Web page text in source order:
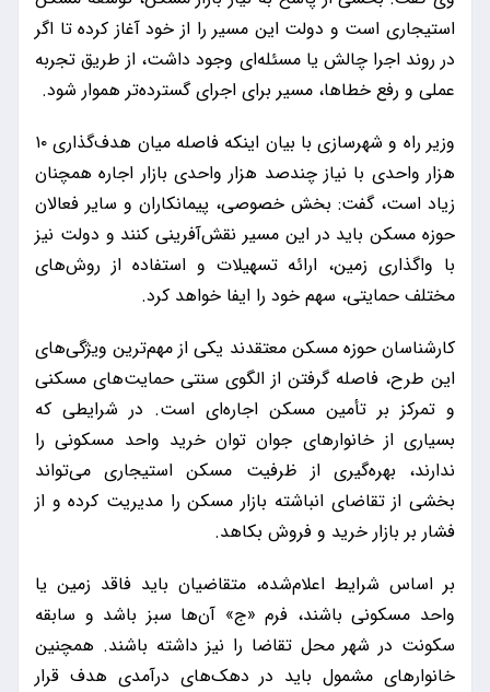
استیجاری است و دولت این مسیر را از خود آغاز کرده تا اگر
در روند اجرا چالش یا مسئله‌ای وجود داشت، از طریق تجربه
عملی و رفع خطاها، مسیر برای اجرای گسترده‌تر هموار شود.
وزیر راه و شهرسازی با بیان اینکه فاصله میان هدف‌گذاری ۱۰
هزار واحدی با نیاز چندصد هزار واحدی بازار اجاره همچنان
زیاد است، گفت: بخش خصوصی، پیمانکاران و سایر فعالان
حوزه مسکن باید در این مسیر نقش‌آفرینی کنند و دولت نیز
با واگذاری زمین، ارائه تسهیلات و استفاده از روش‌های
مختلف حمایتی، سهم خود را ایفا خواهد کرد.
کارشناسان حوزه مسکن معتقدند یکی از مهم‌ترین ویژگی‌های
این طرح، فاصله گرفتن از الگوی سنتی حمایت‌های مسکنی
و تمرکز بر تأمین مسکن اجاره‌ای است. در شرایطی که
بسیاری از خانوارهای جوان توان خرید واحد مسکونی را
ندارند، بهره‌گیری از ظرفیت مسکن استیجاری می‌تواند
بخشی از تقاضای انباشته بازار مسکن را مدیریت کرده و از
فشار بر بازار خرید و فروش بکاهد.
بر اساس شرایط اعلام‌شده، متقاضیان باید فاقد زمین یا
واحد مسکونی باشند، فرم «ج» آن‌ها سبز باشد و سابقه
سکونت در شهر محل تقاضا را نیز داشته باشند. همچنین
خانوارهای مشمول باید در دهک‌های درآمدی هدف قرار